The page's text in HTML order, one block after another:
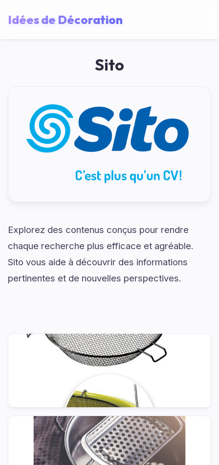
Idées de Décoration
Sito
Explorez des contenus conçus pour rendre
chaque recherche plus efficace et agréable.
Sito vous aide à découvrir des informations
pertinentes et de nouvelles perspectives.